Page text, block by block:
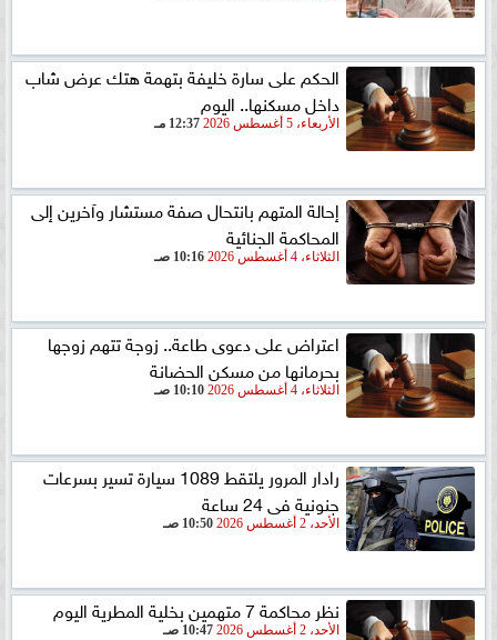
الحكم على سارة خليفة بتهمة هتك عرض شاب
داخل مسكنها.. اليوم
الأربعاء، 5 أغسطس 2026 12:37 مـ
إحالة المتهم بانتحال صفة مستشار وآخرين إلى
المحاكمة الجنائية
الثلاثاء، 4 أغسطس 2026 10:16 صـ
اعتراض على دعوى طاعة.. زوجة تتهم زوجها
بحرمانها من مسكن الحضانة
الثلاثاء، 4 أغسطس 2026 10:10 صـ
رادار المرور يلتقط 1089 سيارة تسير بسرعات
جنونية فى 24 ساعة
الأحد، 2 أغسطس 2026 10:50 صـ
نظر محاكمة 7 متهمين بخلية المطرية اليوم
الأحد، 2 أغسطس 2026 10:47 صـ